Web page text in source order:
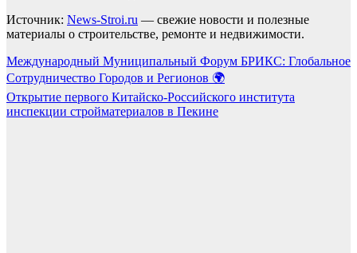
Источник: News-Stroi.ru — свежие новости и полезные
материалы о строительстве, ремонте и недвижимости.
Навигация
по
записям
Международный Муниципальный Форум БРИКС: Глобальное
Сотрудничество Городов и Регионов 🌍
Открытие первого Китайско-Российского института
инспекции стройматериалов в Пекине